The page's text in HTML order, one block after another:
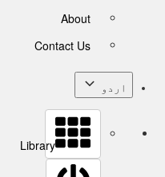
About
Contact Us
اردو
Library